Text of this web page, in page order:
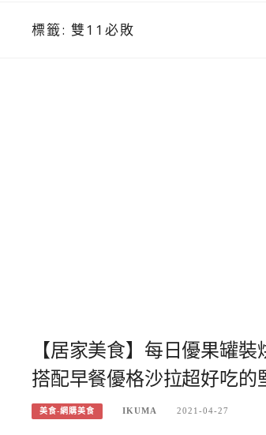
標籤: 雙11必敗
【居家美食】每日優果罐
搭配早餐優格沙拉超好吃的
美食-網購美食 IKUMA 2021-04-27